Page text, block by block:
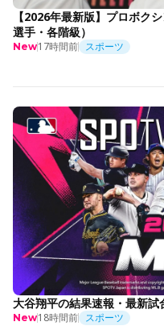
【2026年最新版】プロボク
選手・各階級）
New17時間前 スポーツ
大谷翔平の結果速報・最新
New18時間前 スポーツ